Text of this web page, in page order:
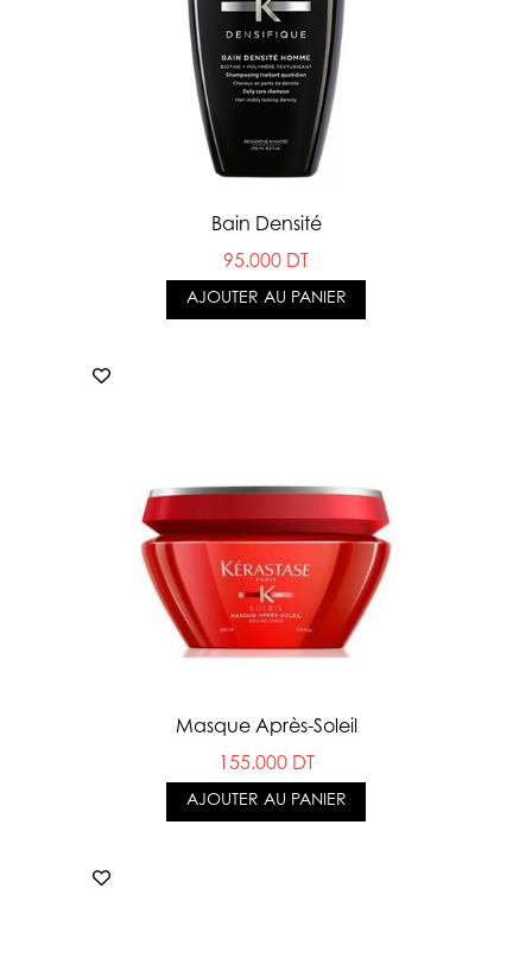
Bain Densité
95.000 DT
AJOUTER AU PANIER
Masque Après-Soleil
155.000 DT
AJOUTER AU PANIER